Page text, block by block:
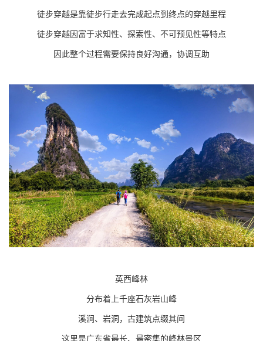
徒步穿越是靠徒步行走去完成起点到终点的穿越里程
徒步穿越因富于求知性、探索性、不可预见性等特点
因此整个过程需要保持良好沟通，协调互助
英西峰林
分布着上千座石灰岩山峰
溪涧、岩洞，古建筑点缀其间
这里是广东省最长、最密集的峰林景区